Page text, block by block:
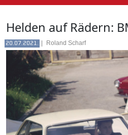
Helden auf Rädern:
20.07.2021. Roland Scharf